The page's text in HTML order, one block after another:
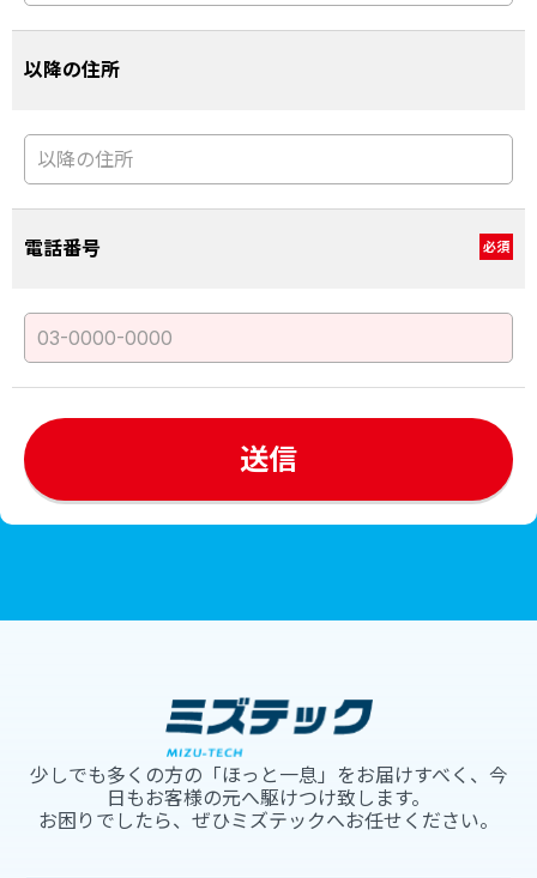
以降の住所
電話番号 必須
少しでも多くの方の「ほっと一息」をお届けすべく、今
日もお客様の元へ駆けつけ致します。
お困りでしたら、ぜひミズテックへお任せください。